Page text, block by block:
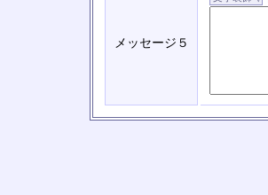
メッセージ５